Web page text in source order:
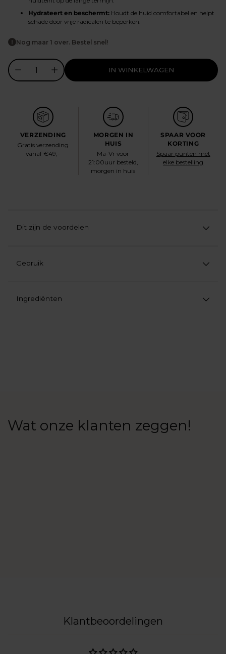
Hydrateert en beschermt: Houdt de huid comfortabel en helpt
schade door vrije radicalen te beperken.
Nog maar 1 over. Bestel snel!
IN WINKELWAGEN
VERZENDING
Gratis verzending
vanaf €49,-
MORGEN IN
HUIS
Ma-Vr voor
21:00uur besteld,
morgen in huis
SPAAR VOOR
KORTING
Spaar punten met
elke bestelling
Dit zijn de voordelen
Gebruik
Ingrediënten
Wat onze klanten zeggen!
Klantbeoordelingen